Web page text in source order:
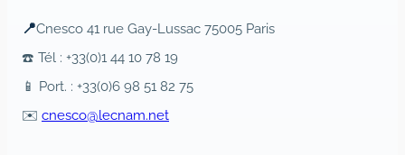
📍Cnesco 41 rue Gay-Lussac 75005 Paris
☎️ Tél : +33(0)1 44 10 78 19
📱 Port. : +33(0)6 98 51 82 75
✉️ cnesco@lecnam.net